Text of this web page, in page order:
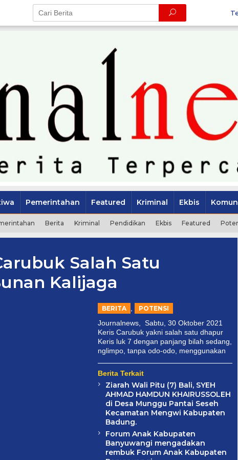
Pemerintahan Featured Kriminal Ekbis
Berita Kriminal Pendidikan Ekbis Featured
Salah Satu
Kalijaga
BERITA POTENSI
Journalnews, Sabtu, 30 Oktober 2021
Keris Carubuk yakni salah satu dhapur
Keris luk 7 dengan panjang bilah sedang,
nglimpo, tanpa odo-odo, menggunakan
Berita Terkait
Ziarah Wali Pitu (7) Bali, SYEH
AHMAD HAMDUN KHAIRUSSOLEH
di Desa Munggu Pantai Seseh
Kecamatan Mengwi Kabupaten
Badung.
Forum Anak Kabupaten
Banyuwangi mengadakan
rembuk Forum Anak Kabupaten